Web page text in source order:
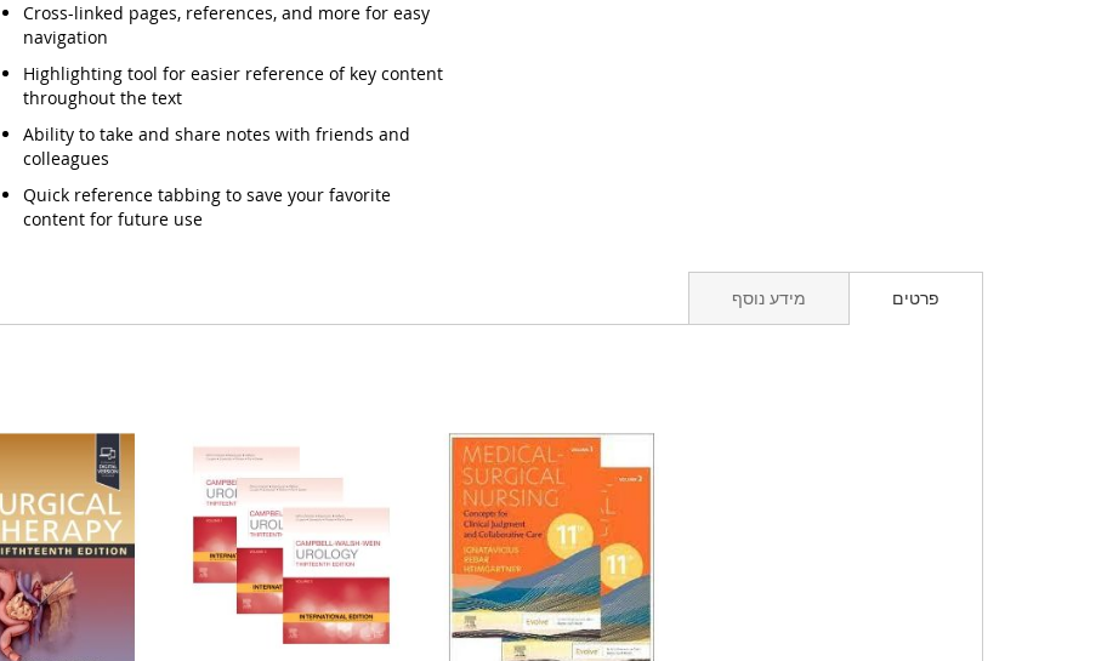
Cross-linked pages, references, and morefor easy
navigation
Highlighting tool for easier reference of key content
throughout the text
Ability to take and share notes with friends and
colleagues
Quick reference tabbingto save your favorite
content for future use
פרטים מידע נוסף